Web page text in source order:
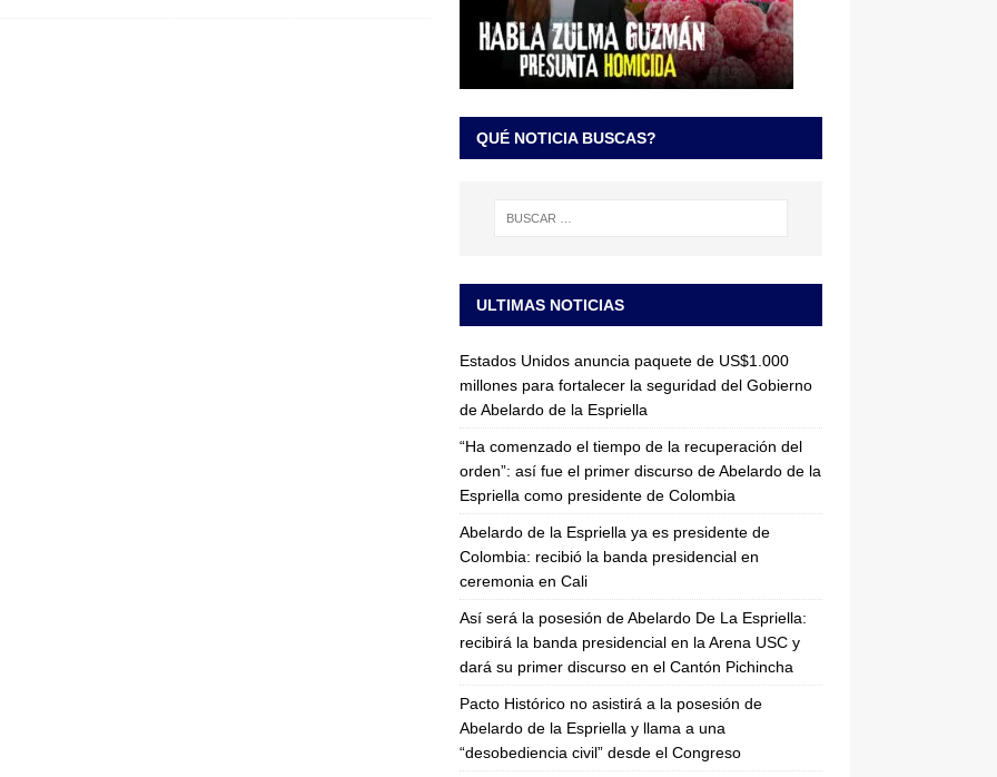
QUÉ NOTICIA BUSCAS?
ULTIMAS NOTICIAS
Estados Unidos anuncia paquete de US$1.000
millones para fortalecer la seguridad del Gobierno
de Abelardo de la Espriella
“Ha comenzado el tiempo de la recuperación del
orden”: así fue el primer discurso de Abelardo de la
Espriella como presidente de Colombia
Abelardo de la Espriella ya es presidente de
Colombia: recibió la banda presidencial en
ceremonia en Cali
Así será la posesión de Abelardo De La Espriella:
recibirá la banda presidencial en la Arena USC y
dará su primer discurso en el Cantón Pichincha
Pacto Histórico no asistirá a la posesión de
Abelardo de la Espriella y llama a una
“desobediencia civil” desde el Congreso